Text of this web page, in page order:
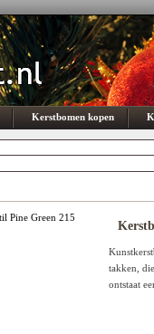
Kerstbomen kopen
takken,
ontstaat